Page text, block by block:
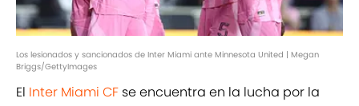
Los lesionados y sancionados de Inter Miami ante Minnesota United | Megan
Briggs/GettyImages
El Inter Miami CF se encuentra en la lucha por la